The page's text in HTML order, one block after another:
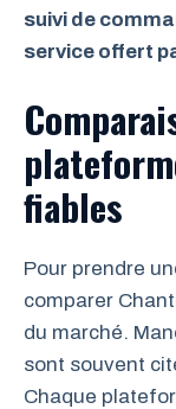
suivi de
service offert
fiables
Pour prendre
comparer
du marché.
sont souvent
Chaque